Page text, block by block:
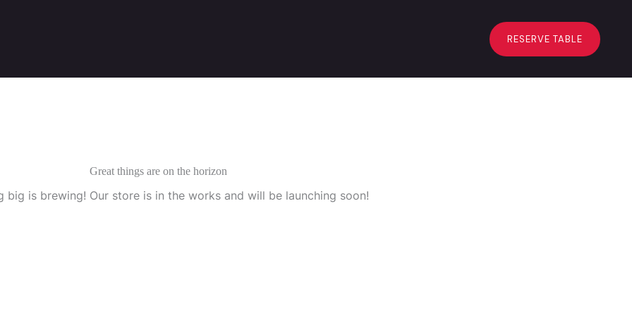
RESERVE TABLE
Great things are on the horizon
big is brewing! Our store is in the works and will be launching soon!